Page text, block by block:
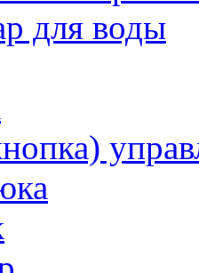
для воды